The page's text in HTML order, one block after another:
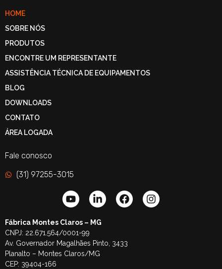
HOME
SOBRE NÓS
PRODUTOS
ENCONTRE UM REPRESENTANTE
ASSISTÊNCIA TÉCNICA DE EQUIPAMENTOS
BLOG
DOWNLOADS
CONTATO
ÁREA LOGADA
Fale conosco
(31) 97255-3015
Fábrica Montes Claros – MG
CNPJ: 22.671.564/0001-99
Av. Governador Magalhães Pinto, 3433
Planalto – Montes Claros/MG
CEP: 39404-166